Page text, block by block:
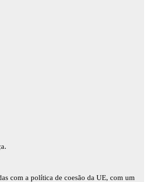
com a política de coesão da UE, com um